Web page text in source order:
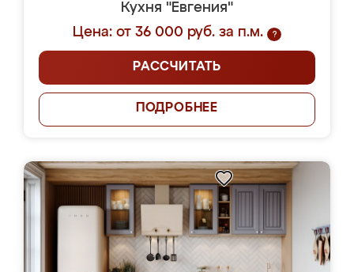
Кухня "Евгения"
Цена: от 36 000 руб. за п.м.
?
РАССЧИТАТЬ
ПОДРОБНЕЕ